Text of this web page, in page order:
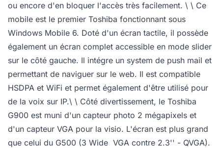
ou encore d'en bloquer l'accès très facilement. \ \ Ce
mobile est le premier Toshiba fonctionnant sous
Windows Mobile 6. Doté d'un écran tactile, il possède
également un écran complet accessible en mode slider
sur le côté gauche. Il intégre un system de push mail et
permettant de naviguer sur le web. Il est compatible
HSDPA et WiFi et permet également d'être utilisé pour
de la voix sur IP.\ \ Côté divertissement, le Toshiba
G900 est muni d'un capteur photo 2 mégapixels et
d'un capteur VGA pour la visio. L'écran est plus grand
que celui du G500 (3 Wide  VGA contre 2.3'' - QVGA).